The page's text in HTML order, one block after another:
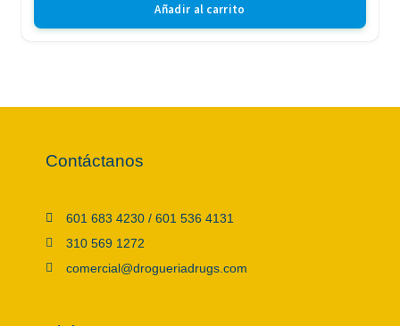
Añadir al carrito
Contáctanos
601 683 4230 / 601 536 4131
310 569 1272
comercial@drogueriadrugs.com